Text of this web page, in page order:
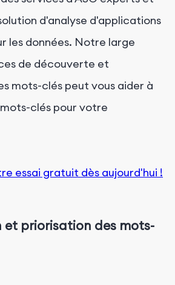
d'analyse d'applications
les données. Notre large
de découverte et
mots-clés peut vous aider à
clés pour votre
essai gratuit dès aujourd'hui !
priorisation des mots-